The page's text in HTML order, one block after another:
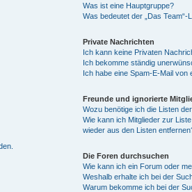
Was ist eine Hauptgruppe?
Was bedeutet der „Das Team“-
Private Nachrichten
Ich kann keine Privaten
Ich bekomme ständig
Ich habe eine Spam-E-Mail von
Freunde und ignorierte
Wozu benötige ich die Listen
Wie kann ich Mitglieder zur
wieder aus den Listen
Die Foren durchsuchen
Wie kann ich ein Forum oder
Weshalb erhalte ich bei der
Warum bekomme ich bei der